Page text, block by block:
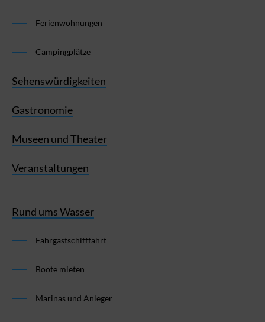
Ferienwohnungen
Campingplätze
Sehenswürdigkeiten
Gastronomie
Museen und Theater
Veranstaltungen
Rund ums Wasser
Fahrgastschifffahrt
Boote mieten
Marinas und Anleger